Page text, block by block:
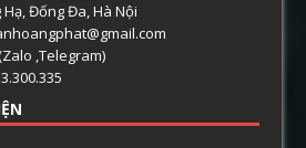
Hạ, Đống Đa, Hà Nội
,Telegram)